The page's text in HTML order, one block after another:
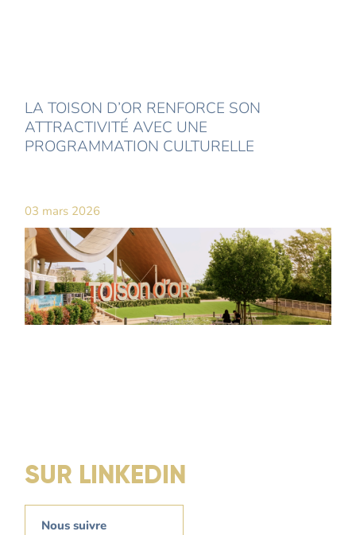
LA TOISON D’OR RENFORCE SON
ATTRACTIVITÉ AVEC UNE
PROGRAMMATION CULTURELLE
03 mars 2026
SUR LINKEDIN
Nous suivre